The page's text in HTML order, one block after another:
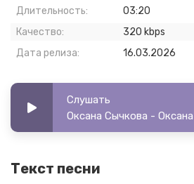
Длительность:
03:20
Качество:
320 kbps
Дата релиза:
16.03.2026
Слушать
Текст песни